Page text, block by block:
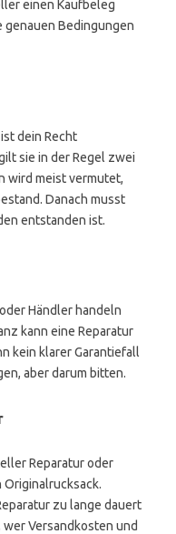
einen Kaufbeleg
Bedingungen
ist dein Recht
sie in der Regel zwei
wird meist vermutet,
Danach musst
entstanden ist.
Händler handeln
kann eine Reparatur
kein klarer Garantiefall
aber darum bitten.
Reparatur oder
Originalrucksack.
zu lange dauert
Versandkosten und